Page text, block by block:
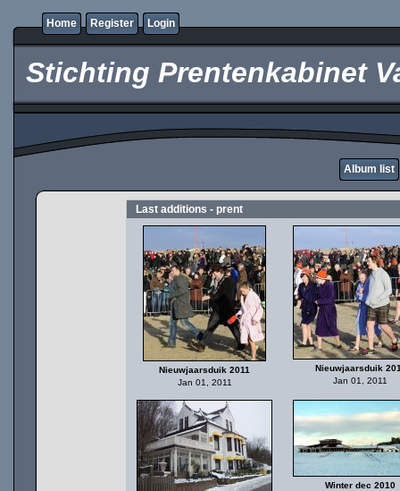
Home Register Login
Stichting Prentenkabinet
Album list
Last additions - prent
Nieuwjaarsduik 2011
Jan 01, 2011
Nieuwjaarsduik
Jan 01, 2011
Winter dec 2010